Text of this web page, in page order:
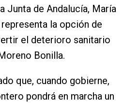
Junta de Andalucía, María
la opción de
el deterioro sanitario
Bonilla.
que, cuando gobierne,
pondrá en marcha un